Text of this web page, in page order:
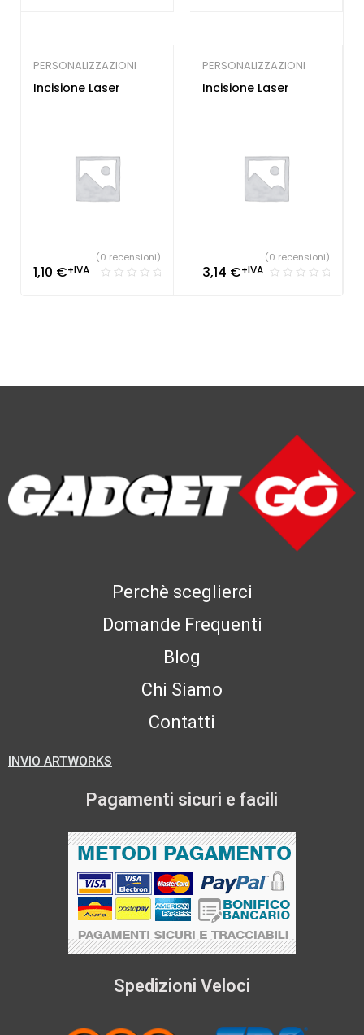
PERSONALIZZAZIONI
Incisione Laser
1,10 €+IVA
(0 recensioni)
PERSONALIZZAZIONI
Incisione Laser
3,14 €+IVA
(0 recensioni)
Perchè sceglierci
Domande Frequenti
Blog
Chi Siamo
Contatti
INVIO ARTWORKS
Pagamenti sicuri e facili
Spedizioni Veloci